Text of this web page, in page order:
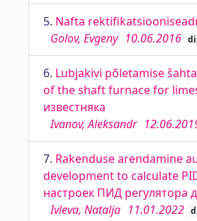
5. Nafta
Golov, Evgeny 10.06.2016
6. Lubjakivi põletamise
of the shaft furnace for
известняка
Ivanov, Aleksandr
7. Rakenduse arendamine
development to calculate
настроек ПИД регулятора
Ivleva, Natalja 11.01.2022